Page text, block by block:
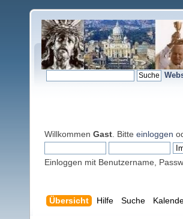
Willkommen Gast . Bitte einloggen
Einloggen mit Benutzername,
Übersicht Hilfe Suche